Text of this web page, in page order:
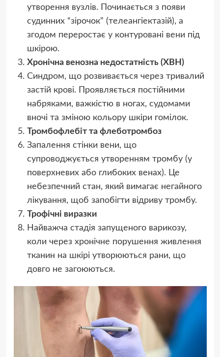
утворення вузлів. Починається з появи
судинних “зірочок” (телеангіектазій), а
згодом переростає у контуровані вени під
шкірою.
Хронічна венозна недостатність (ХВН)
Синдром, що розвивається через тривалий
застій крові. Проявляється постійними
набряками, важкістю в ногах, судомами
вночі та зміною кольору шкіри гомілок.
Тромбофлебіт та флеботромбоз
Запалення стінки вени, що
супроводжується утворенням тромбу (у
поверхневих або глибоких венах). Це
небезпечний стан, який вимагає негайного
лікування, щоб запобігти відриву тромбу.
Трофічні виразки
Найважча стадія запущеного варикозу,
коли через хронічне порушення живлення
тканин на шкірі утворюються рани, що
довго не загоюються.